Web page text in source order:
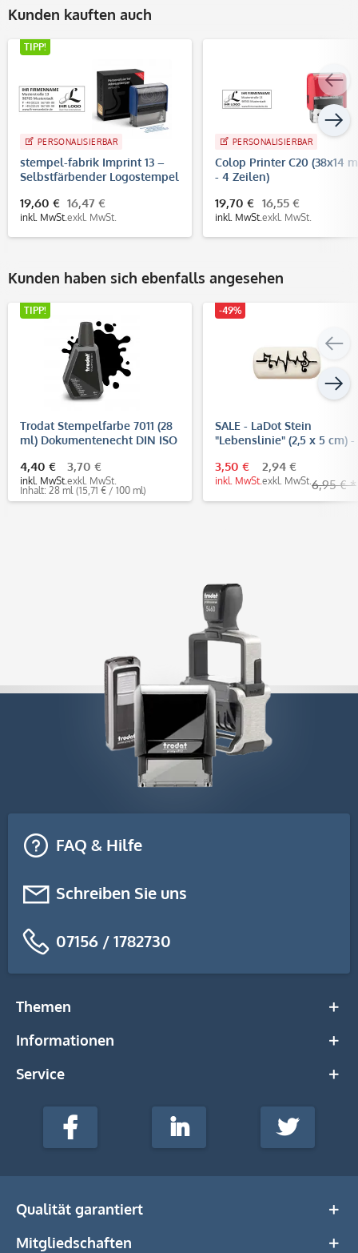
Kunden kauften auch
TIPP!
PERSONALISIERBAR
stempel-fabrik Imprint 13 –
Selbstfärbender Logostempel
19,60 €
inkl. MwSt.
16,47 €
exkl. MwSt.
PERSONALISIERBAR
Colop Printer C20 (38x14
- 4 Zeilen)
19,70 €
inkl. MwSt.
16,55 €
exkl. MwSt.
Kunden haben sich ebenfalls angesehen
TIPP!
Trodat Stempelfarbe 7011 (28
ml) Dokumentenecht DIN ISO
4,40 €
inkl. MwSt.
3,70 €
exkl. MwSt.
Inhalt: 28 ml (15,71 € / 100 ml)
-49%
SALE - LaDot Stein
"Lebenslinie" (2,5 x 5 cm) -
3,50 €
inkl. MwSt.
2,94 €
exkl. MwSt. 6,95 € *
FAQ & Hilfe
Schreiben Sie uns
07156 / 1782730
Themen
Informationen
Service
stempel-
Media
Facebook LinkedIn Twitter
Qualität garantiert
Mitgliedschaften